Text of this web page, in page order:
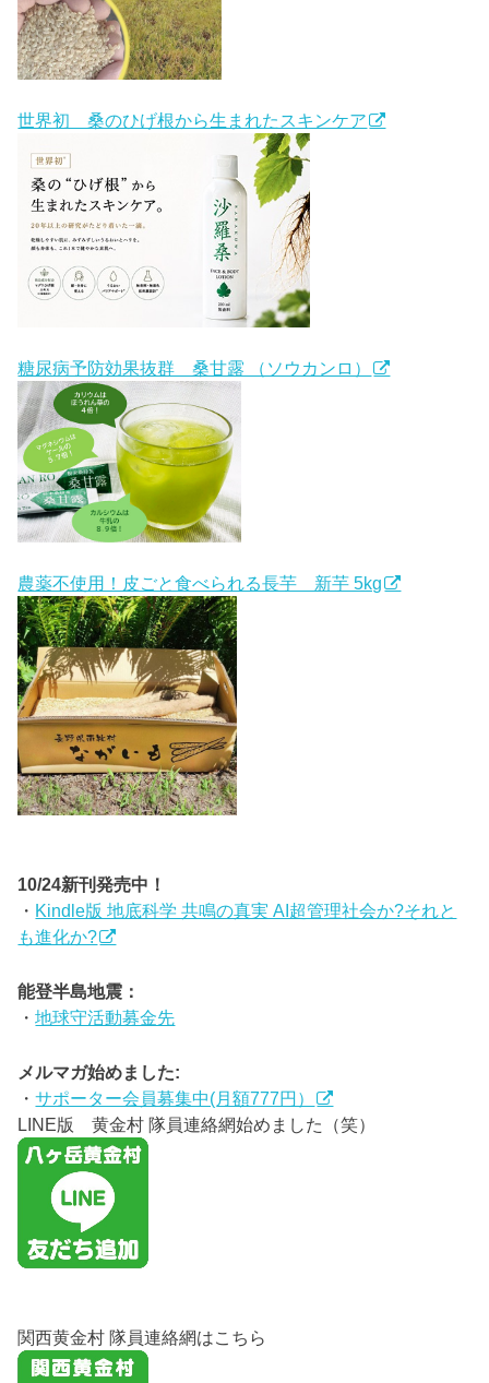
世界初 桑のひげ根から生まれたスキンケア
糖尿病予防効果抜群 桑甘露 （ソウカンロ）
農薬不使用！皮ごと食べられる長芋 新芋 5kg
10/24新刊発売中！
・ Kindle版 地底科学 共鳴の真実 AI超管理社会か?それと
も進化か?
能登半島地震：
・地球守活動募金先
メルマガ始めました:
・サポーター会員募集中(月額777円）
LINE版 黄金村 隊員連絡網始めました（笑）
関西黄金村 隊員連絡網はこちら